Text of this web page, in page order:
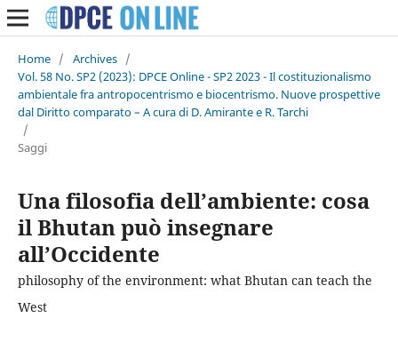
Home / Archives /
Vol. 58 No. SP2 (2023): DPCE Online - SP2 2023 - Il costituzionalismo
ambientale fra antropocentrismo e biocentrismo. Nuove prospettive
dal Diritto comparato – A cura di D. Amirante e R. Tarchi
/
Saggi
Una filosofia dell’ambiente: cosa
il Bhutan può insegnare
all’Occidente
philosophy of the environment: what Bhutan can teach the
West